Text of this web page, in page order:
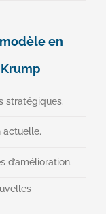
en
stratégiques.
actuelle.
d’amélioration.